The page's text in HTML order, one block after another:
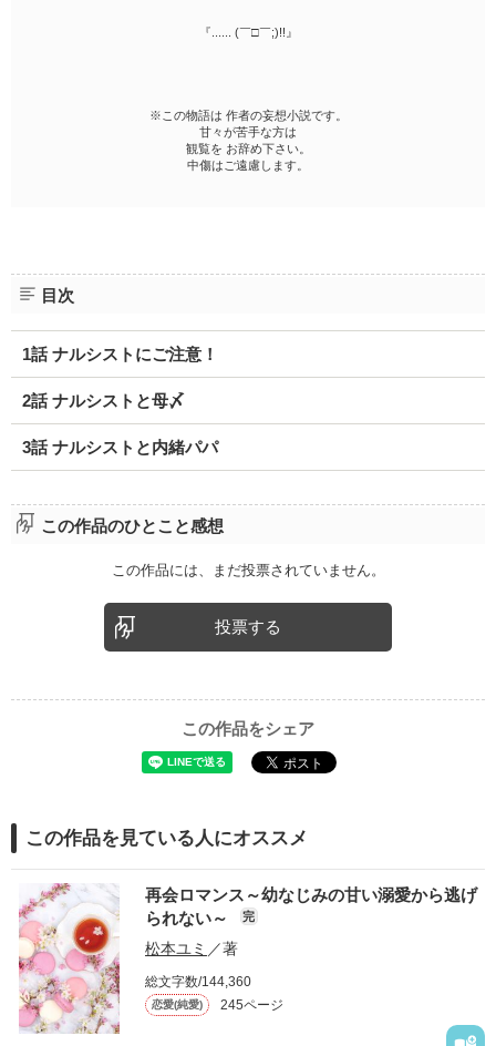
『...... (￣□￣;)!!』
※この物語は 作者の妄想小説です。
甘々が苦手な方は
観覧を お辞め下さい。
中傷はご遠慮します。
目次
1話 ナルシストにご注意！
2話 ナルシストと母〆
3話 ナルシストと内緒パパ
この作品のひとこと感想
この作品には、まだ投票されていません。
投票する
この作品をシェア
この作品を見ている人にオススメ
再会ロマンス～幼なじみの甘い溺愛から逃げ
られない～
完
松本ユミ ／著
総文字数/144,360
恋愛(純愛) 245ページ